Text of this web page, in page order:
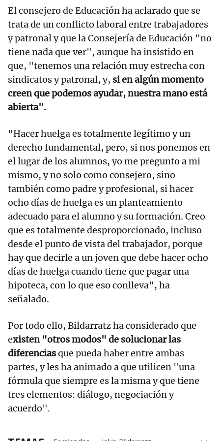
El consejero de Educación ha aclarado que se
trata de un conflicto laboral entre trabajadores
y patronal y que la Consejería de Educación "no
tiene nada que ver", aunque ha insistido en
que, "tenemos una relación muy estrecha con
sindicatos y patronal, y, si en algún momento
creen que podemos ayudar, nuestra mano está
abierta".
"Hacer huelga es totalmente legítimo y un
derecho fundamental, pero, si nos ponemos en
el lugar de los alumnos, yo me pregunto a mi
mismo, y no solo como consejero, sino
también como padre y profesional, si hacer
ocho días de huelga es un planteamiento
adecuado para el alumno y su formación. Creo
que es totalmente desproporcionado, incluso
desde el punto de vista del trabajador, porque
hay que decirle a un joven que debe hacer ocho
días de huelga cuando tiene que pagar una
hipoteca, con lo que eso conlleva", ha
señalado.
Por todo ello, Bildarratz ha considerado que
existen "otros modos" de solucionar las
diferenciasque pueda haber entre ambas
partes, y les ha animado a que utilicen "una
fórmula que siempre es la misma y que tiene
tres elementos: diálogo, negociación y
acuerdo".